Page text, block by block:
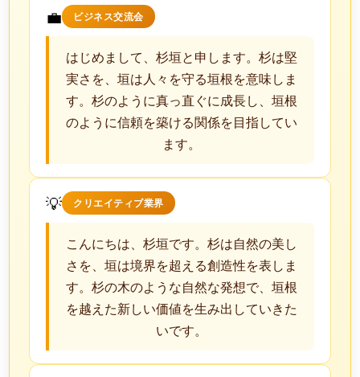
💼 ビジネス交流会
はじめまして、杉垣と申します。杉は堅
実さを、垣は人々を守る垣根を意味しま
す。杉のように真っ直ぐに成長し、垣根
のように信頼を築ける関係を目指してい
ます。
💡 クリエイティブ業界
こんにちは、杉垣です。杉は自然の美し
さを、垣は境界を超える創造性を表しま
す。杉の木のような自然な発想で、垣根
を越えた新しい価値を生み出していきた
いです。